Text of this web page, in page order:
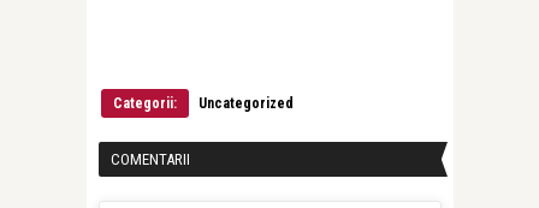
Categorii: Uncategorized
COMENTARII